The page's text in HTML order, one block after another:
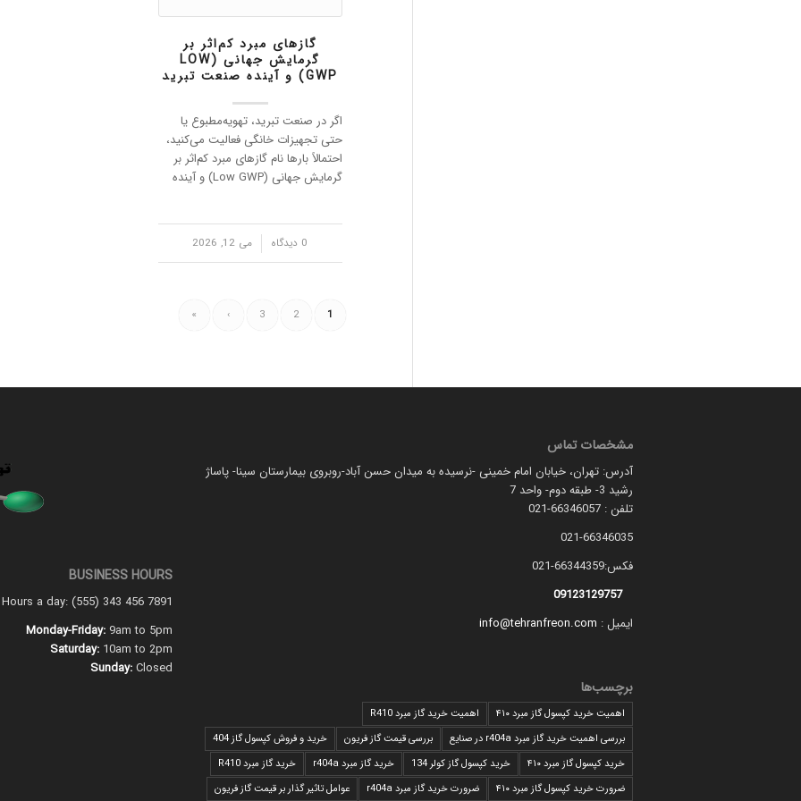
گازهای مبرد کم‌اثر بر
گرمایش جهانی (LOW
GWP) و آینده صنعت تبرید
اگر در صنعت تبرید، تهویه‌مطبوع یا
حتی تجهیزات خانگی فعالیت می‌کنید،
احتمالاً بارها نام گازهای مبرد کم‌اثر بر
گرمایش جهانی (Low GWP) و آینده
آینده سیستم‌های سرمایشی جهان
0 دیدگاه می 12, 2026
1
2
3
›
»
مشخصات تماس
آدرس: تهران، خیابان امام خمینی -نرسیده به میدان حسن آباد-روبروی بیمارستان سینا- پاساژ
رشید 3- طبقه دوم- واحد 7
تلفن : 66346057-021
021-66346035
فکس:66344359-021
09123129757
ایمیل : info@tehranfreon.com
برچسب‌ها
اهمیت خرید کپسول گاز مبرد ۴۱۰
اهمیت خرید گاز مبرد R410
بررسی اهمیت خرید گاز مبرد r404a در صنایع
بررسی قیمت گاز فریون
خرید و فروش کپسول گاز 404
خرید کپسول گاز مبرد ۴۱۰
خرید کپسول گاز کولر 134 خرید گاز مبرد r404a
خرید گاز مبرد R410
ضرورت خرید کپسول گاز مبرد ۴۱۰
ضرورت خرید گاز مبرد r404a عوامل تاثیر گذار بر قیمت گاز فریون
BUSINESS HOURS
a day: (555) 343 456 7891
Monday-Friday: 9am to 5pm
Saturday: 10am to 2pm
Sunday:Closed